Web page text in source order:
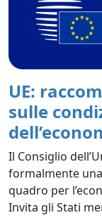
UE:
sulle
Il Consiglio
formalmente
quadro per
Invita gli Stati